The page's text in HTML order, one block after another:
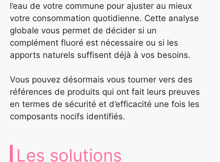
l’eau de votre commune pour ajuster au mieux
votre consommation quotidienne. Cette analyse
globale vous permet de décider si un
complément fluoré est nécessaire ou si les
apports naturels suffisent déjà à vos besoins.
Vous pouvez désormais vous tourner vers des
références de produits qui ont fait leurs preuves
en termes de sécurité et d’efficacité une fois les
composants nocifs identifiés.
Les solutions